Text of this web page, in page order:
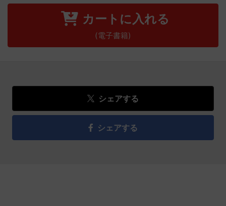
カートに入れる
(電子書籍)
シェアする
シェアする